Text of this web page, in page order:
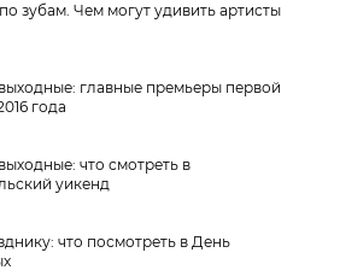
зубам. Чем могут удивить артисты
главные премьеры первой
года
что смотреть в
уикенд
что посмотреть в День